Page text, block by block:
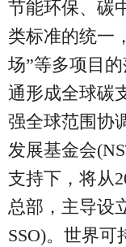
节能环保、碳
类标准的统一
场”等多项目
通形成全球碳
强全球范围协
发展基金会
支持下，将从
总部，主导设
SSO)。世界可